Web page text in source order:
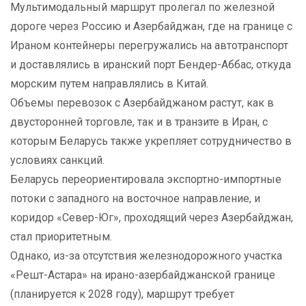
Мультимодальный маршрут пролегал по железной
дороге через Россию и Азербайджан, где на границе с
Ираном контейнеры перегружались на автотранспорт
и доставлялись в иранский порт Бендер-Аббас, откуда
морским путем направлялись в Китай.
Объемы перевозок с Азербайджаном растут, как в
двусторонней торговле, так и в транзите в Иран, с
которым Беларусь также укрепляет сотрудничество в
условиях санкций.
Беларусь переориентировала экспортно-импортные
потоки с западного на восточное направление, и
коридор «Север-Юг», проходящий через Азербайджан,
стал приоритетным.
Однако, из-за отсутствия железнодорожного участка
«Решт-Астара» на ирано-азербайджанской границе
(планируется к 2028 году), маршрут требует